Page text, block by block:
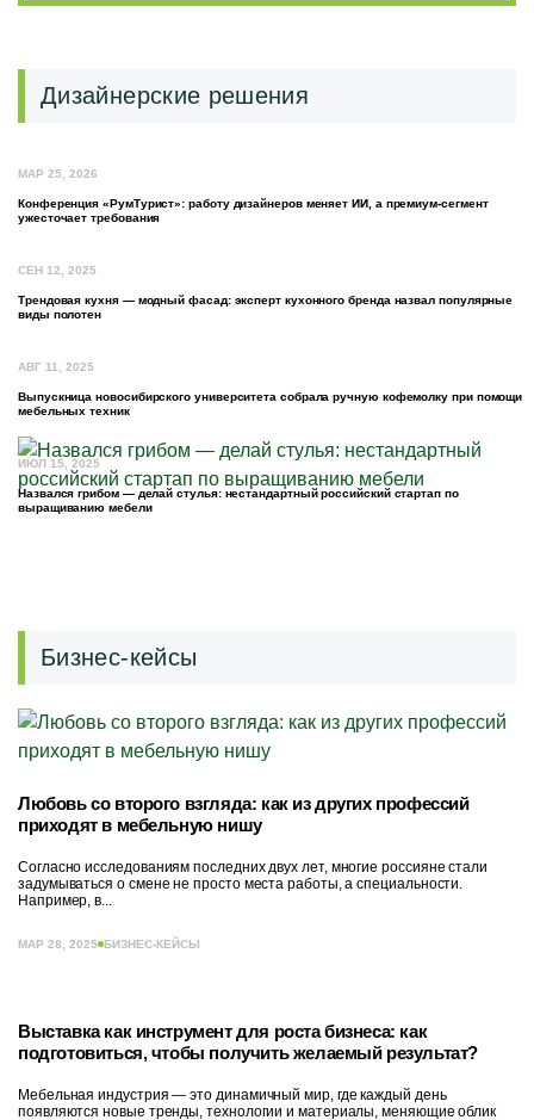
Дизайнерские решения
МАР 25, 2026
Конференция «РумТурист»: работу дизайнеров меняет ИИ, а премиум-сегмент
ужесточает требования
СЕН 12, 2025
Трендовая кухня — модный фасад: эксперт кухонного бренда назвал популярные
виды полотен
АВГ 11, 2025
Выпускница новосибирского университета собрала ручную кофемолку при помощи
мебельных техник
ИЮЛ 15, 2025
Назвался грибом — делай стулья: нестандартный российский стартап по
выращиванию мебели
Бизнес-кейсы
Любовь со второго взгляда: как из других профессий
приходят в мебельную нишу
Согласно исследованиям последних двух лет, многие россияне стали
задумываться о смене не просто места работы, а специальности.
Например, в...
МАР 28, 2025 БИЗНЕС-КЕЙСЫ
Выставка как инструмент для роста бизнеса: как
подготовиться, чтобы получить желаемый результат?
Мебельная индустрия — это динамичный мир, где каждый день
появляются новые тренды, технологии и материалы, меняющие облик